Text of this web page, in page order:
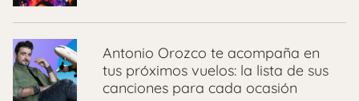
Antonio Orozco te acompaña en
tus próximos vuelos: la lista de sus
canciones para cada ocasión